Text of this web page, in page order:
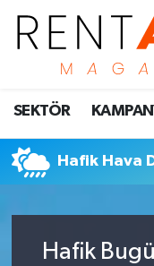
SEKTÖR
Hafik Hava
Hafik
İstanbul
İstanbul Hava
İstanbul
Süper Lig